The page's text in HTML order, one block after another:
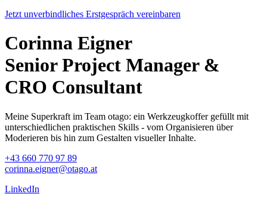
Jetzt unverbindliches Erstgespräch vereinbaren
Corinna Eigner
Senior Project Manager &
CRO Consultant
Meine Superkraft im Team otago: ein Werkzeugkoffer gefüllt mit
unterschiedlichen praktischen Skills - vom Organisieren über
Moderieren bis hin zum Gestalten visueller Inhalte.
+43 660 770 97 89
corinna.eigner@otago.at
LinkedIn